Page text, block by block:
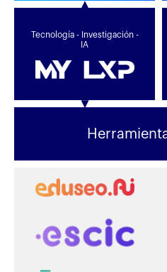
Tecnología - Investigación -
IA